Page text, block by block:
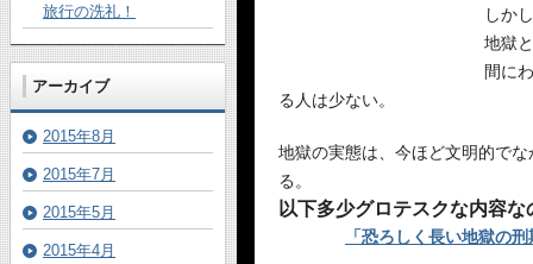
しか
地獄
間に
る人は少ない。
地獄の実態は、今ほど文明的で
る。
以下多少グロテスクな内容
「恐ろしく長い地獄の
旅行の洗礼！
アーカイブ
2015年8月
2015年7月
2015年5月
2015年4月